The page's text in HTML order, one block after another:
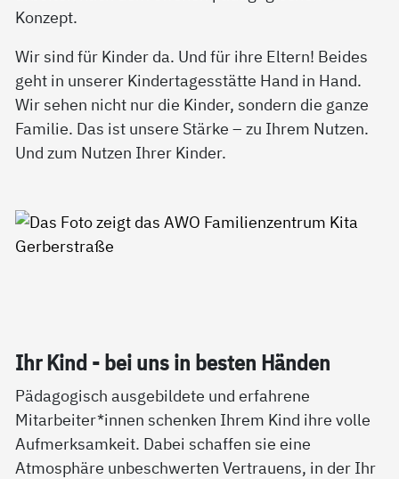
Konzept.
Wir sind für Kinder da. Und für ihre Eltern! Beides
geht in unserer Kindertagesstätte Hand in Hand.
Wir sehen nicht nur die Kinder, sondern die ganze
Familie. Das ist unsere Stärke – zu Ihrem Nutzen.
Und zum Nutzen Ihrer Kinder.
Ihr Kind - bei uns in bes­ten Hän­den
Pädagogisch ausgebildete und erfahrene
Mitarbeiter*innen schenken Ihrem Kind ihre volle
Aufmerksamkeit. Dabei schaffen sie eine
Atmosphäre unbeschwerten Vertrauens, in der Ihr